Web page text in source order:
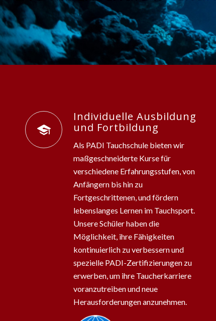
Individuelle Ausbildung
und Fortbildung
Als PADI Tauchschule bieten wir
maßgeschneiderte Kurse für
verschiedene Erfahrungsstufen, von
Anfängern bis hin zu
Fortgeschrittenen, und fördern
lebenslanges Lernen im Tauchsport.
Unsere Schüler haben die
Möglichkeit, ihre Fähigkeiten
kontinuierlich zu verbessern und
spezielle PADI-Zertifizierungen zu
erwerben, um ihre Taucherkarriere
voranzutreiben und neue
Herausforderungen anzunehmen.